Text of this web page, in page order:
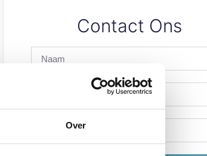
Over
Contact Ons